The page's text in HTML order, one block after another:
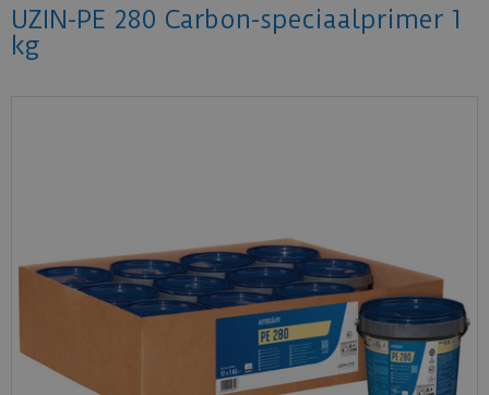
UZIN-PE 280 Carbon-speciaalprimer 1
kg